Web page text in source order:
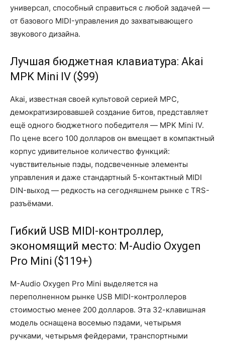
универсал, способный справиться с любой задачей —
от базового MIDI-управления до захватывающего
звукового дизайна.
Лучшая бюджетная клавиатура: Akai
MPK Mini IV ($99)
Akai, известная своей культовой серией MPC,
демократизировавшей создание битов, представляет
ещё одного бюджетного победителя — MPK Mini IV.
По цене всего 100 долларов он вмещает в компактный
корпус удивительное количество функций:
чувствительные пэды, подсвеченные элементы
управления и даже стандартный 5-контактный MIDI
DIN-выход — редкость на сегодняшнем рынке с TRS-
разъёмами.
Гибкий USB MIDI-контроллер,
экономящий место: M-Audio Oxygen
Pro Mini ($119+)
M-Audio Oxygen Pro Mini выделяется на
переполненном рынке USB MIDI-контроллеров
стоимостью менее 200 долларов. Эта 32-клавишная
модель оснащена восемью пэдами, четырьмя
ручками, четырьмя фейдерами, транспортными